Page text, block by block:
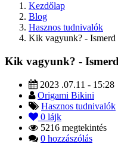
Kezdőlap
Blog
Hasznos tudnivalók
Kik vagyunk? -
Kik vagyunk? -
2023 .07.11 - 15:28
Origami Bikini
Hasznos tudnivalók
0 lájk
5216 megtekintés
0 hozzászólás